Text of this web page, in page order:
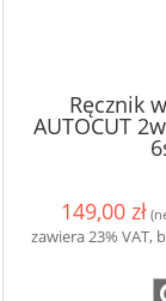
Ręcznik
AUTOCUT
149,00 zł
zawiera 23% VAT,